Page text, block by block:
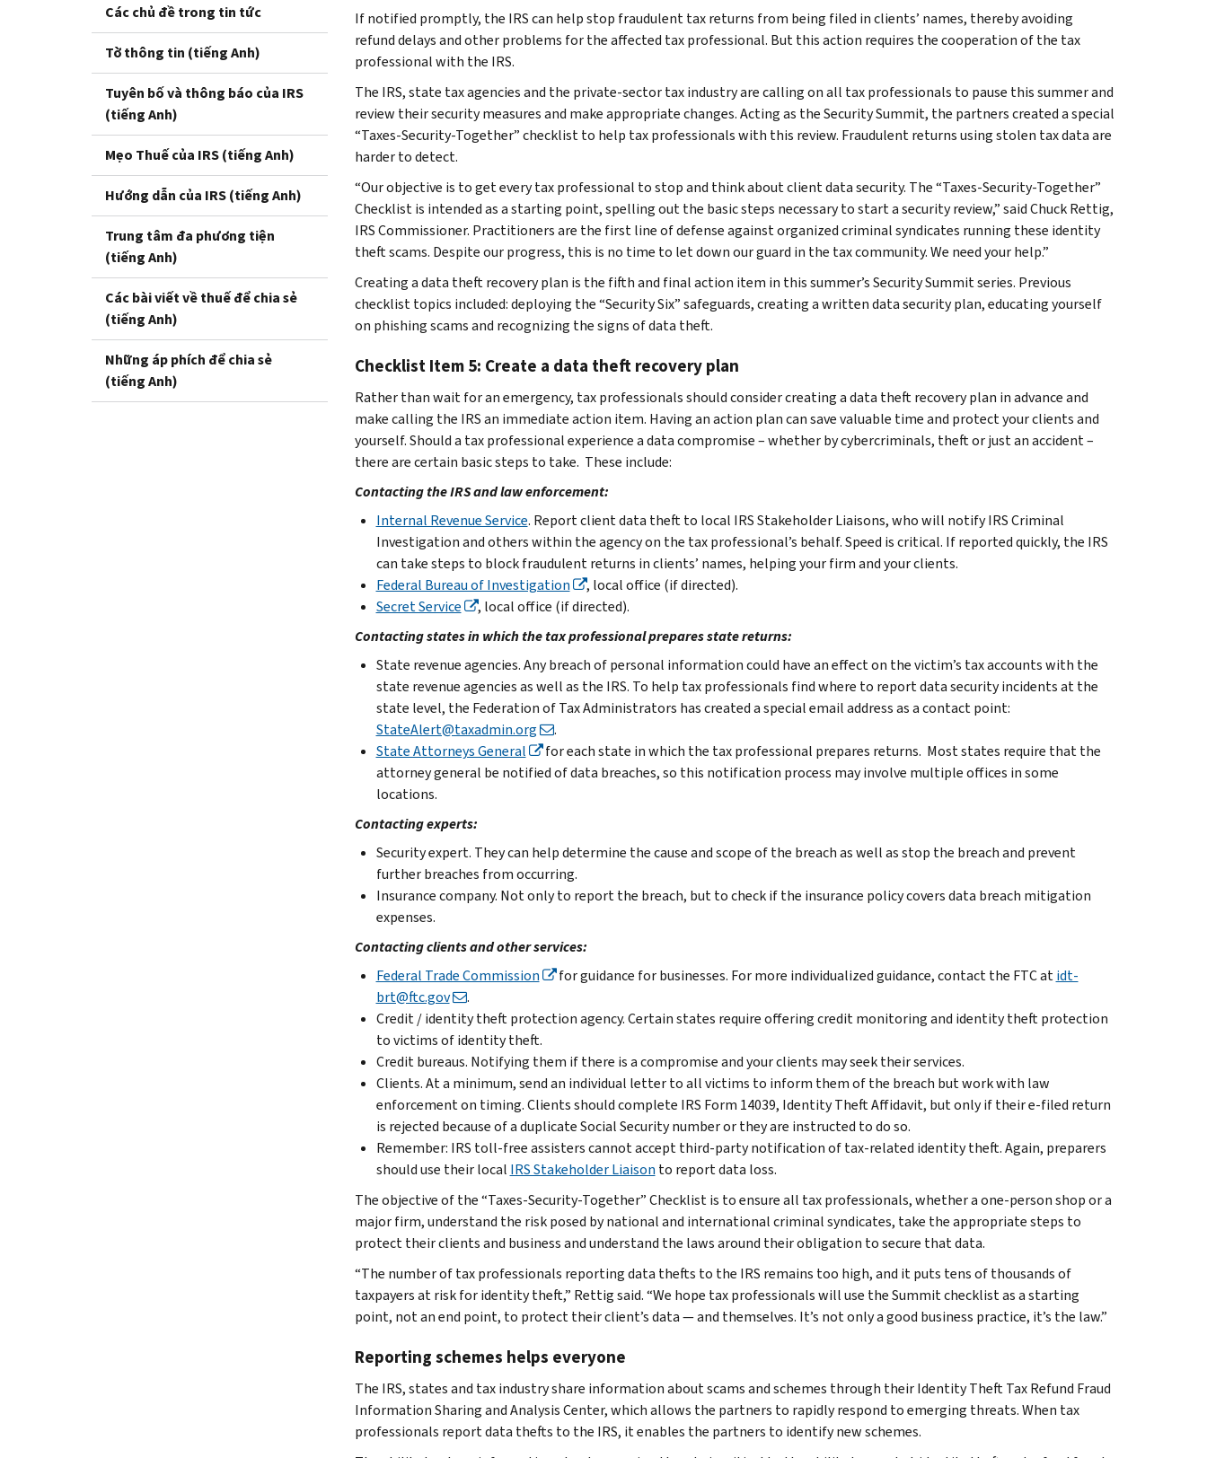
Các chủ đề trong tin tức
Tờ thông tin (tiếng Anh)
Tuyên bố và thông báo của IRS
(tiếng Anh)
Mẹo Thuế của IRS (tiếng Anh)
Hướng dẫn của IRS (tiếng Anh)
Trung tâm đa phương tiện
(tiếng Anh)
Các bài viết về thuế để chia sẻ
(tiếng Anh)
Những áp phích để chia sẻ
(tiếng Anh)
If notified promptly, the IRS can help stop fraudulent tax returns from being filed in clients’ names, thereby avoiding
refund delays and other problems for the affected tax professional. But this action requires the cooperation of the tax
professional with the IRS.
The IRS, state tax agencies and the private-sector tax industry are calling on all tax professionals to pause this summer and
review their security measures and make appropriate changes. Acting as the Security Summit, the partners created a special
“Taxes-Security-Together” checklist to help tax professionals with this review. Fraudulent returns using stolen tax data are
harder to detect.
“Our objective is to get every tax professional to stop and think about client data security. The “Taxes-Security-Together”
Checklist is intended as a starting point, spelling out the basic steps necessary to start a security review,” said Chuck Rettig,
IRS Commissioner. Practitioners are the first line of defense against organized criminal syndicates running these identity
theft scams. Despite our progress, this is no time to let down our guard in the tax community. We need your help.”
Creating a data theft recovery plan is the fifth and final action item in this summer’s Security Summit series. Previous
checklist topics included: deploying the “Security Six” safeguards, creating a written data security plan, educating yourself
on phishing scams and recognizing the signs of data theft.
Checklist Item 5: Create a data theft recovery plan
Rather than wait for an emergency, tax professionals should consider creating a data theft recovery plan in advance and
make calling the IRS an immediate action item. Having an action plan can save valuable time and protect your clients and
yourself. Should a tax professional experience a data compromise – whether by cybercriminals, theft or just an accident –
there are certain basic steps to take. These include:
Contacting the IRS and law enforcement:
Internal Revenue Service. Report client data theft to local IRS Stakeholder Liaisons, who will notify IRS Criminal
Investigation and others within the agency on the tax professional’s behalf. Speed is critical. If reported quickly, the IRS
can take steps to block fraudulent returns in clients’ names, helping your firm and your clients.
Federal Bureau of Investigation
, local office (if directed).
Secret Service
, local office (if directed).
Contacting states in which the tax professional prepares state returns:
State revenue agencies. Any breach of personal information could have an effect on the victim’s tax accounts with the
state revenue agencies as well as the IRS. To help tax professionals find where to report data security incidents at the
state level, the Federation of Tax Administrators has created a special email address as a contact point:
StateAlert@taxadmin.org
.
State Attorneys General
for each state in which the tax professional prepares returns. Most states require that the
attorney general be notified of data breaches, so this notification process may involve multiple offices in some
locations.
Contacting experts:
Security expert. They can help determine the cause and scope of the breach as well as stop the breach and prevent
further breaches from occurring.
Insurance company. Not only to report the breach, but to check if the insurance policy covers data breach mitigation
expenses.
Contacting clients and other services:
Federal Trade Commission
for guidance for businesses. For more individualized guidance, contact the FTC atidt-
brt@ftc.gov
.
Credit / identity theft protection agency. Certain states require offering credit monitoring and identity theft protection
to victims of identity theft.
Credit bureaus. Notifying them if there is a compromise and your clients may seek their services.
Clients. At a minimum, send an individual letter to all victims to inform them of the breach but work with law
enforcement on timing. Clients should complete IRS Form 14039, Identity Theft Affidavit, but only if their e-filed return
is rejected because of a duplicate Social Security number or they are instructed to do so.
Remember: IRS toll-free assisters cannot accept third-party notification of tax-related identity theft. Again, preparers
should use their local IRS Stakeholder Liaison to report data loss.
The objective of the “Taxes-Security-Together” Checklist is to ensure all tax professionals, whether a one-person shop or a
major firm, understand the risk posed by national and international criminal syndicates, take the appropriate steps to
protect their clients and business and understand the laws around their obligation to secure that data.
“The number of tax professionals reporting data thefts to the IRS remains too high, and it puts tens of thousands of
taxpayers at risk for identity theft,” Rettig said. “We hope tax professionals will use the Summit checklist as a starting
point, not an end point, to protect their client’s data — and themselves. It’s not only a good business practice, it’s the law.”
Reporting schemes helps everyone
The IRS, states and tax industry share information about scams and schemes through their Identity Theft Tax Refund Fraud
Information Sharing and Analysis Center, which allows the partners to rapidly respond to emerging threats. When tax
professionals report data thefts to the IRS, it enables the partners to identify new schemes.